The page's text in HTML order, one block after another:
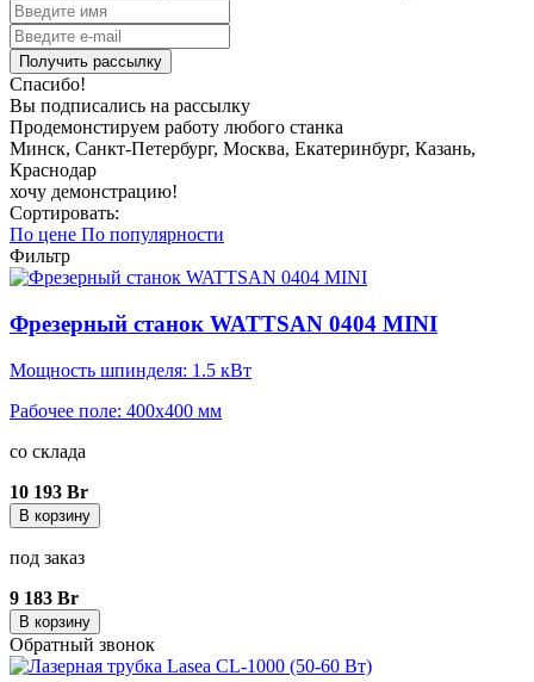
Спасибо!
Вы подписались на рассылку
Продемонстируем работу любого станка
Минск, Санкт-Петербург, Москва, Екатеринбург, Казань,
Краснодар
хочу демонстрацию!
Сортировать:
По цене По популярности
Фильтр
Фрезерный станок WATTSAN 0404 MINI
Мощность шпинделя: 1.5 кВт
Рабочее поле: 400x400 мм
со склада
10 193 Br
В корзину
под заказ
9 183 Br
В корзину
Обратный звонок